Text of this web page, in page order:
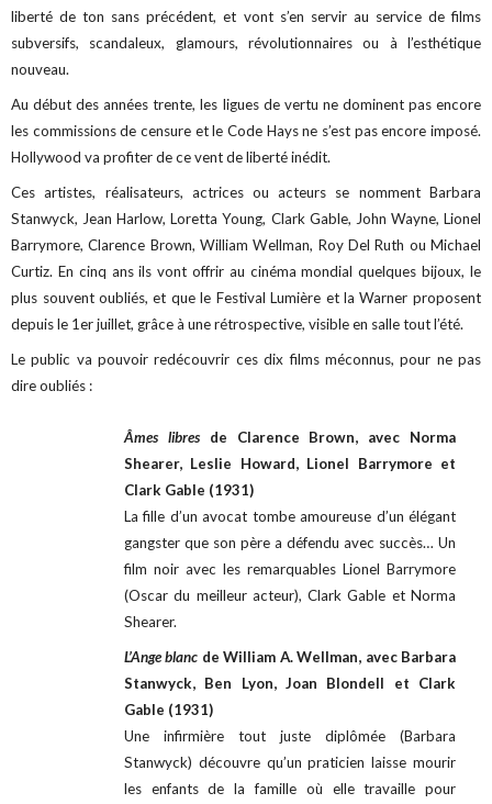
liberté de ton sans précédent, et vont s’en servir au service de films
subversifs, scandaleux, glamours, révolutionnaires ou à l’esthétique
nouveau.
Au début des années trente, les ligues de vertu ne dominent pas encore
les commissions de censure et le Code Hays ne s’est pas encore imposé.
Hollywood va profiter de ce vent de liberté inédit.
Ces artistes, réalisateurs, actrices ou acteurs se nomment Barbara
Stanwyck, Jean Harlow, Loretta Young, Clark Gable, John Wayne, Lionel
Barrymore, Clarence Brown, William Wellman, Roy Del Ruth ou Michael
Curtiz. En cinq ans ils vont offrir au cinéma mondial quelques bijoux, le
plus souvent oubliés, et que le Festival Lumière et la Warner proposent
depuis le 1er juillet, grâce à une rétrospective, visible en salle tout l’été.
Le public va pouvoir redécouvrir ces dix films méconnus, pour ne pas
dire oubliés :
Âmes libresde Clarence Brown, avec Norma
Shearer, Leslie Howard, Lionel Barrymore et
Clark Gable (1931)
La fille d’un avocat tombe amoureuse d’un élégant
gangster que son père a défendu avec succès… Un
film noir avec les remarquables Lionel Barrymore
(Oscar du meilleur acteur), Clark Gable et Norma
Shearer.
L’Ange blanc de William A. Wellman, avec Barbara
Stanwyck, Ben Lyon, Joan Blondell et Clark
Gable (1931)
Une infirmière tout juste diplômée (Barbara
Stanwyck) découvre qu’un praticien laisse mourir
les enfants de la famille où elle travaille pour